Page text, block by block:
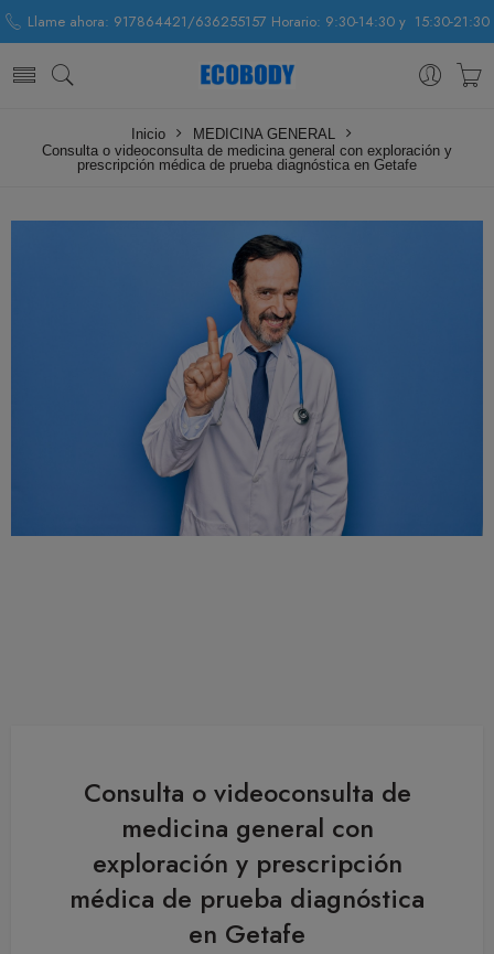
Llame ahora: 917864421/636255157 Horario: 9:30-14:30 y 15:30-21:30
Inicio
MEDICINA GENERAL
Consulta o videoconsulta de medicina general con exploración y
prescripción médica de prueba diagnóstica en Getafe
Consulta o videoconsulta de
medicina general con
exploración y prescripción
médica de prueba diagnóstica
en Getafe